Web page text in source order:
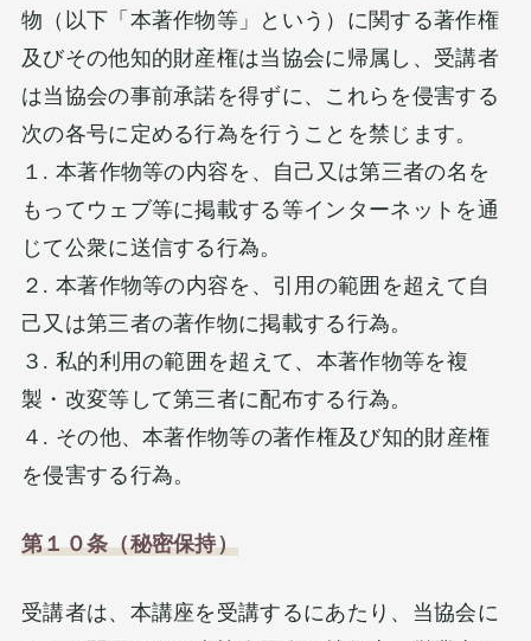
物（以下「本著作物等」という）に関する著作権
及びその他知的財産権は当協会に帰属し、受講者
は当協会の事前承諾を得ずに、これらを侵害する
次の各号に定める行為を行うことを禁じます。
１. 本著作物等の内容を、自己又は第三者の名を
もってウェブ等に掲載する等インターネットを通
じて公衆に送信する行為。
２. 本著作物等の内容を、引用の範囲を超えて自
己又は第三者の著作物に掲載する行為。
３. 私的利用の範囲を超えて、本著作物等を複
製・改変等して第三者に配布する行為。
４. その他、本著作物等の著作権及び知的財産権
を侵害する行為。
第１０条（秘密保持）
受講者は、本講座を受講するにあたり、当協会に